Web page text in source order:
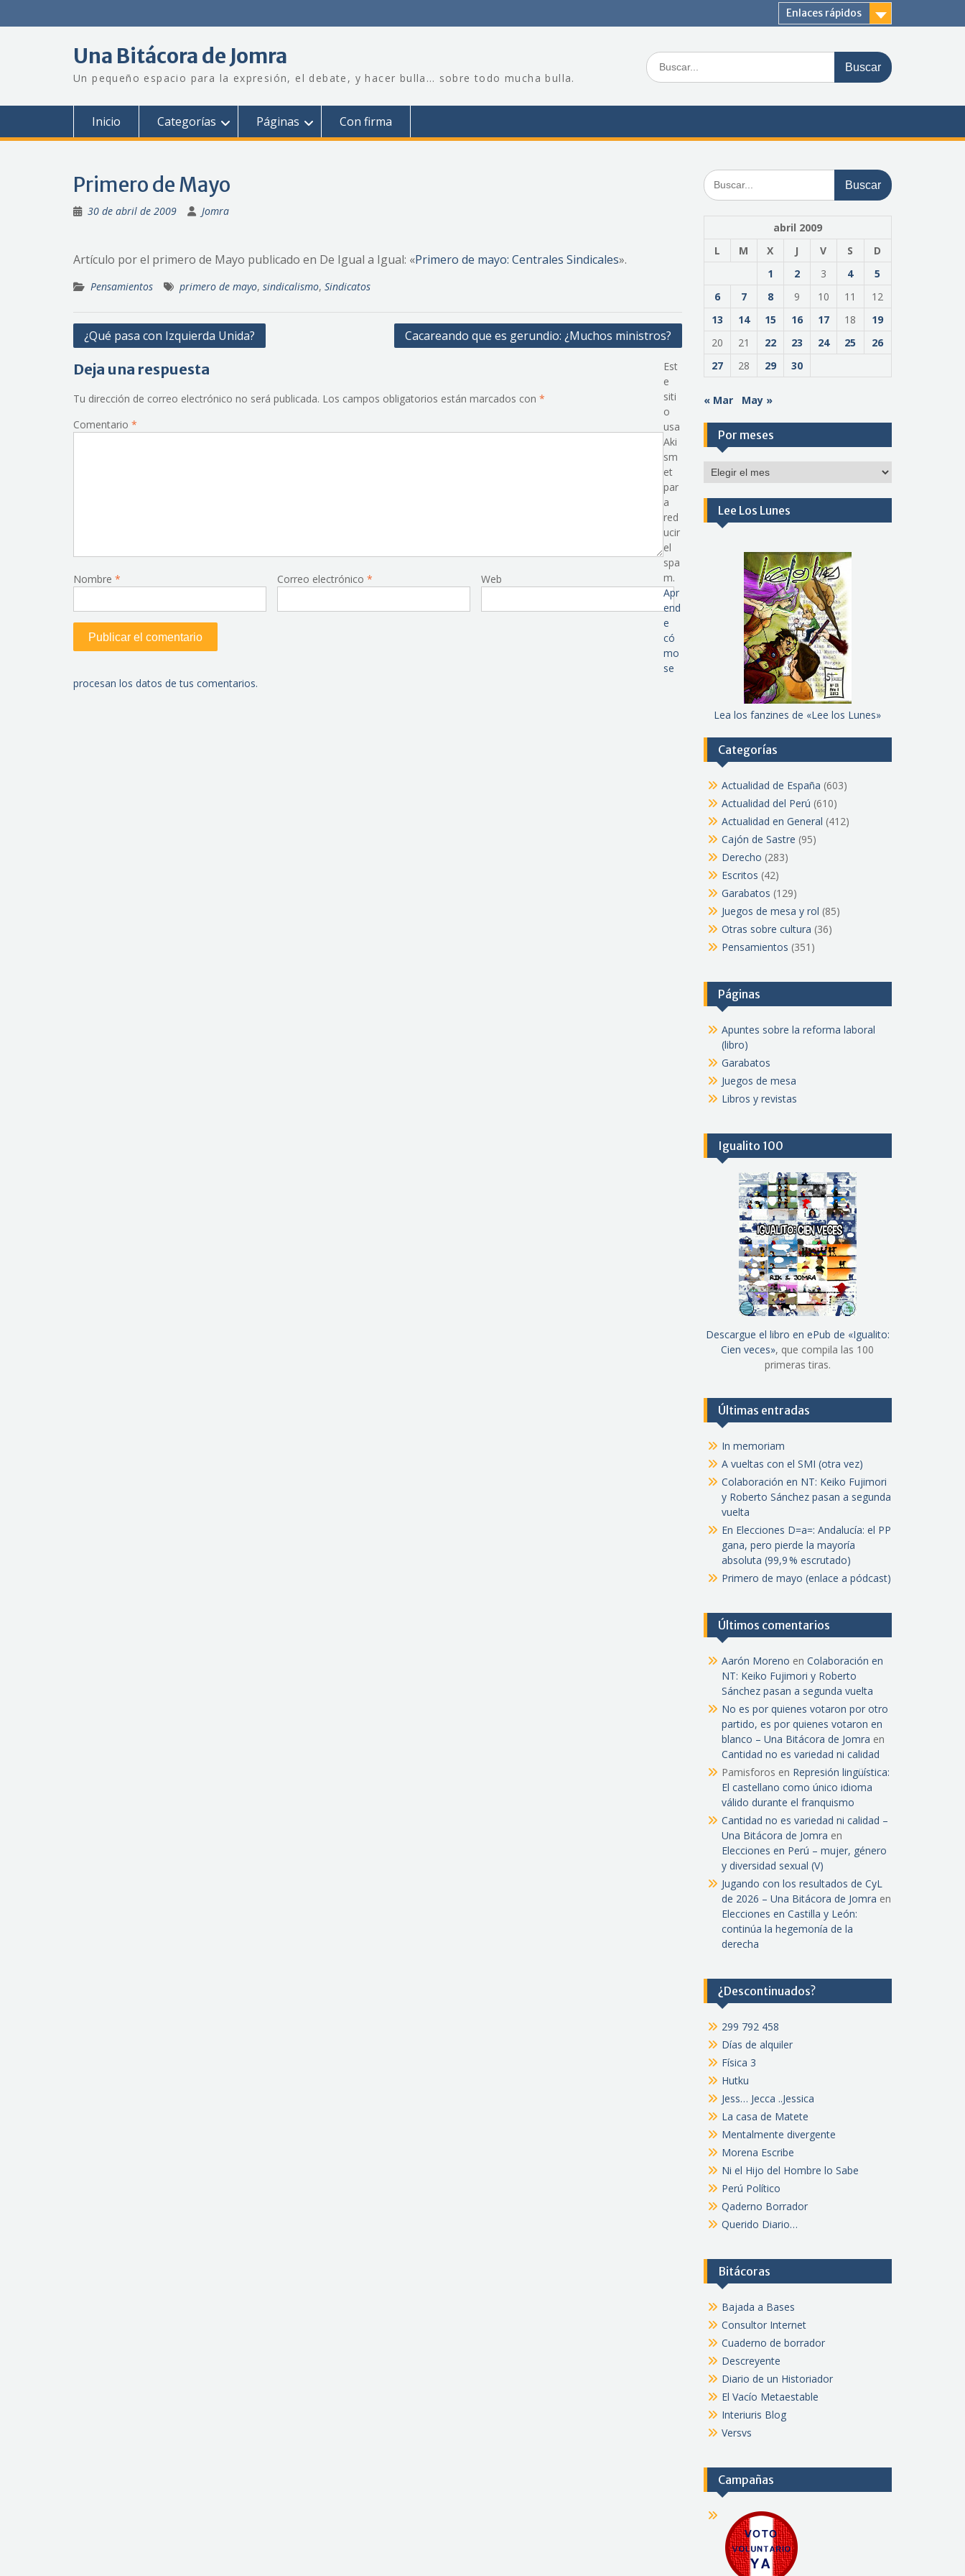
Enlaces rápidos
Una Bitácora de Jomra
Un pequeño espacio para la expresión, el debate, y hacer bulla… sobre todo mucha bulla.
Buscar:
Inicio Categorías Páginas Con firma
Primero de Mayo
30 de abril de 2009 Jomra
Artículo por el primero de Mayo publicado en De Igual a Igual: «Primero de mayo: Centrales Sindicales».
Pensamientos primero de mayo, sindicalismo, Sindicatos
Navegación
entradas
¿Qué pasa con Izquierda Unida? Cacareando que es gerundio: ¿Muchos ministros?
Deja una respuesta
Tu dirección de correo electrónico no será publicada. Los campos obligatorios están marcados con *
Comentario *
Nombre * Correo electrónico * Web
Est
e
siti
o
usa
Aki
sm
et
par
a
red
ucir
el
spa
m.
Apr
end
e
có
mo
se
procesan los datos de tus comentarios.
Buscar:
abril 2009
L
M X J V S
D
1
2 3 4
5
6
7 8 9 10 11
12
13
14 15 16 17 18
19
20
21 22 23 24 25
26
27
28 29 30
« Mar May »
Por meses
Por
Lee Los Lunes
Lea los fanzines de «Lee los Lunes»
Categorías
Actualidad de España (603)
Actualidad del Perú (610)
Actualidad en General (412)
Cajón de Sastre (95)
Derecho (283)
Escritos (42)
Garabatos (129)
Juegos de mesa y rol (85)
Otras sobre cultura (36)
Pensamientos (351)
Páginas
Apuntes sobre la reforma laboral
(libro)
Garabatos
Juegos de mesa
Libros y revistas
Igualito 100
Descargue el libro en ePub de «Igualito:
Cien veces», que compila las 100
primeras tiras.
Últimas entradas
In memoriam
A vueltas con el SMI (otra vez)
Colaboración en NT: Keiko Fujimori
y Roberto Sánchez pasan a segunda
vuelta
En Elecciones D=a=: Andalucía: el PP
gana, pero pierde la mayoría
absoluta (99,9 % escrutado)
Primero de mayo (enlace a pódcast)
Últimos comentarios
Aarón Moreno en Colaboración en
NT: Keiko Fujimori y Roberto
Sánchez pasan a segunda vuelta
No es por quienes votaron por otro
partido, es por quienes votaron en
blanco – Una Bitácora de Jomra en
Cantidad no es variedad ni calidad
Pamisforos en Represión lingüística:
El castellano como único idioma
válido durante el franquismo
Cantidad no es variedad ni calidad –
Una Bitácora de Jomra en
Elecciones en Perú – mujer, género
y diversidad sexual (V)
Jugando con los resultados de CyL
de 2026 – Una Bitácora de Jomra en
Elecciones en Castilla y León:
continúa la hegemonía de la
derecha
¿Descontinuados?
299 792 458
Días de alquiler
Física 3
Hutku
Jess… Jecca ..Jessica
La casa de Matete
Mentalmente divergente
Morena Escribe
Ni el Hijo del Hombre lo Sabe
Perú Político
Qaderno Borrador
Querido Diario…
Bitácoras
Bajada a Bases
Consultor Internet
Cuaderno de borrador
Descreyente
Diario de un Historiador
El Vacío Metaestable
Interiuris Blog
Versvs
Campañas